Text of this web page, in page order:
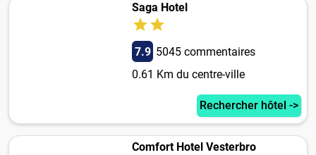
Saga Hotel
7.9 5045 commentaires
0.61 Km du centre-ville
Rechercher hôtel ->
Comfort Hotel Vesterbro